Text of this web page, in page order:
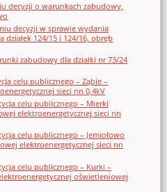
decyzji o warunkach zabudowy,
decyzji w sprawie wydania
124/15 i 124/16, obręb
zabudowy dla działki nr 73/24
celu publicznego – Ząbie –
sieci nn 0,4kV
celu publicznego – Mierki
elektroenergetycznej sieci nn
celu publicznego – Jemiołowo
elektroenergetycznej sieci nn
celu publicznego – Kurki –
oświetleniowej